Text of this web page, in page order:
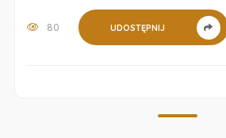
80 UDOSTĘPNIJ